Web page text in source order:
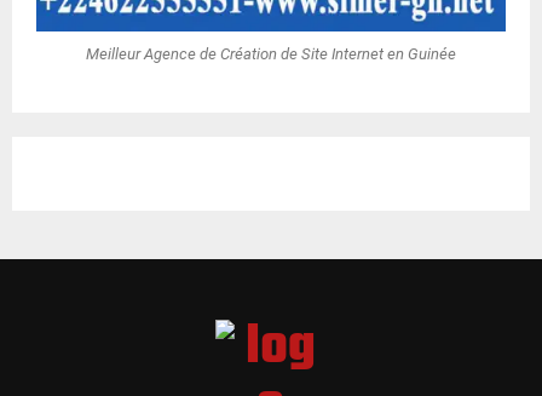
Meilleur Agence de Création de Site Internet en Guinée